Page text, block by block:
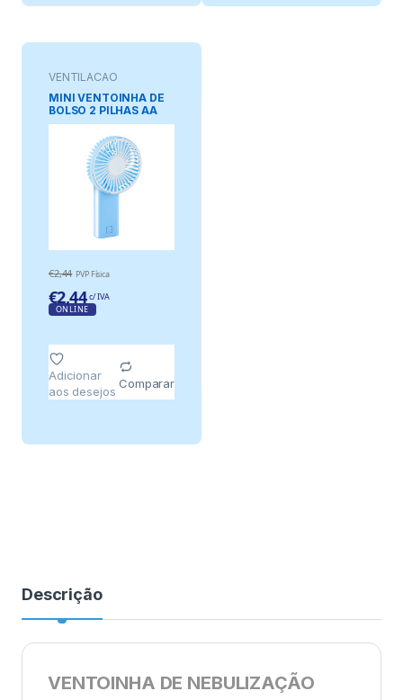
VENTILAÇAO
MINI VENTOINHA DE
BOLSO 2 PILHAS AA
€2,44 PVP Física
€2,44 c/ IVA
ONLINE
Adicionar
aos desejos
Comparar
Descrição
VENTOINHA DE NEBULIZAÇÃO